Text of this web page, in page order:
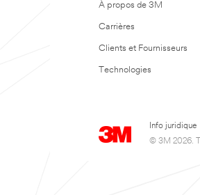
À propos de 3M
Carrières
Clients et Fournisseurs
Technologies
Info juridique
© 3M 2026.